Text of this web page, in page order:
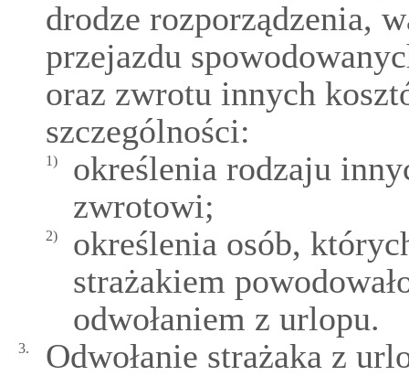
drodze rozporządzenia,
przejazdu
oraz zwrotu innych
szczególności:
1)
określenia rodzaju
zwrotowi;
2)
określenia osób,
strażakiem
odwołaniem z urlopu.
3.
Odwołanie strażaka z